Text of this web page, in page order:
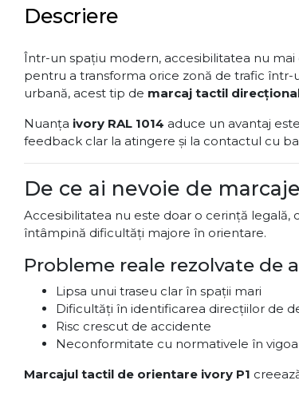
Descriere
Într-un spațiu modern, accesibilitatea nu mai
pentru a transforma orice zonă de trafic
urbană, acest tip de marcaj tactil
Nuanța ivory RAL 1014 aduce un avantaj
feedback clar la atingere și la contactul cu
De ce ai nevoie de
Accesibilitatea nu este doar o cerință legală,
întâmpină dificultăți majore în orientare.
Probleme reale rezolvate de
Lipsa unui traseu clar în spații mari
Dificultăți în identificarea direcțiilor de
Risc crescut de accidente
Neconformitate cu normativele în
Marcajul tactil de orientare ivory P1